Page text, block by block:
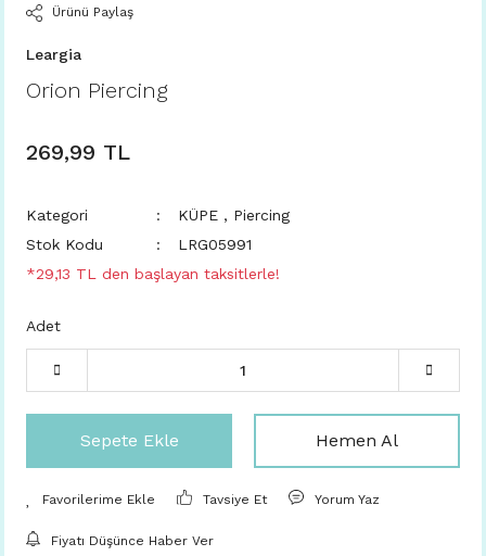
Ürünü Paylaş
Leargia
Orion Piercing
269,99 TL
Kategori KÜPE , Piercing
Stok Kodu
LRG05991
*29,13 TL den başlayan taksitlerle!
Adet
Sepete Ekle Hemen Al
Tavsiye Et Yorum Yaz
Fiyatı Düşünce Haber Ver